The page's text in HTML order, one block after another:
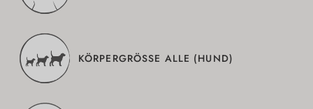
KÖRPERGRÖSSE ALLE (HUND)